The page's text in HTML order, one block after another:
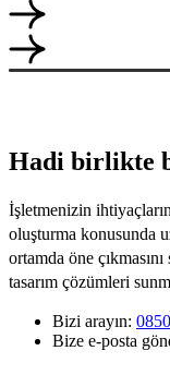
Hadi birlikte
İşletmenizin
oluşturma konusunda
ortamda öne
tasarım çözümleri
Bizi arayın:
Bize e-posta